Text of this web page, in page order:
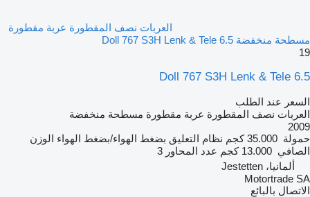
العربات نصف المقطورة عربة مقطورة
مسطحة منخفضة Doll 767 S3H Lenk & Tele 6.5
19
Doll 767 S3H Lenk & Tele 6.5
السعر عند الطلب
العربات نصف المقطورة عربة مقطورة مسطحة منخفضة
2009
حمولة 35.000 كجم نظام التعليق بضغط الهواء/بضغط الهواء الوزن
الصافي 13.000 كجم عدد المحاور 3
ألمانيا، Jestetten
Motortrade SA
الاتصال بالبائع